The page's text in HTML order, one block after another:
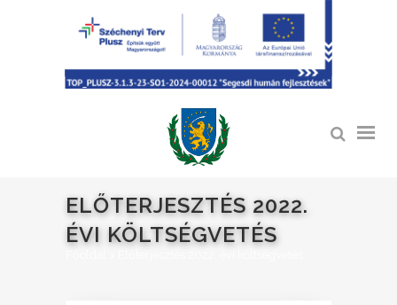
ELŐTERJESZTÉS 2022.
ÉVI KÖLTSÉGVETÉS